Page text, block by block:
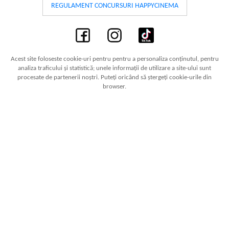
REGULAMENT CONCURSURI HAPPYCINEMA
Acest site foloseste cookie-uri pentru pentru a personaliza conținutul, pentru
analiza traficului și statistică; unele informații de utilizare a site-ului sunt
procesate de partenerii noștri. Puteți oricând să ștergeți cookie-urile din
browser.